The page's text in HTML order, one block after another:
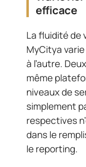
efficace
La fluidité de
MyCitya
à l’autre.
même
niveaux de
simplement
respectives
dans le
le reporting.